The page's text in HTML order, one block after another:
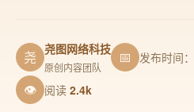
尧 尧图网络科技
原创内容团队
📅 发布时间：
👁 阅读 2.4k